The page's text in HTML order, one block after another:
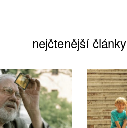
nejčtenější články